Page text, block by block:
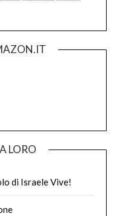
LORO
di Israele Vive!